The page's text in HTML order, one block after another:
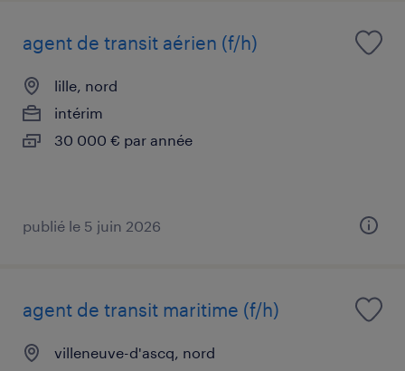
agent de transit aérien (f/h)
lille, nord
intérim
30 000 € par année
publié le 5 juin 2026
agent de transit maritime (f/h)
villeneuve-d'ascq, nord